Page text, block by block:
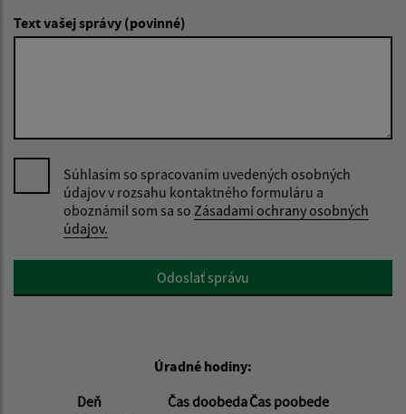
Text vašej správy (povinné)
Súhlasím so spracovaním uvedených osobných
údajov v rozsahu kontaktného formuláru a
oboznámil som sa so Zásadami ochrany osobných
údajov.
Google reCaptcha ResponseOdoslať správu
Úradné hodiny:
Deň
Čas doobedaČas poobede